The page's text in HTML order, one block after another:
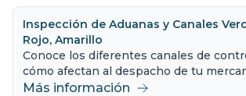
Inspección de Aduanas y Canales
Rojo, Amarillo
Conoce los diferentes canales de
cómo afectan al despacho de tu
Más información